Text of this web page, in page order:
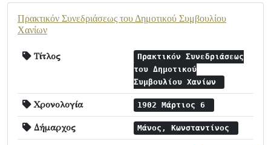
Πρακτικόν Συνεδριάσεως του Δημοτικού Συμβουλίου
Χανίων
Τίτλος
Πρακτικόν Συνεδριάσεως
του Δημοτικού
Συμβουλίου Χανίων
Χρονολογία 1902 Μάρτιος 6
Δήμαρχος Μάνος, Κωνσταντίνος